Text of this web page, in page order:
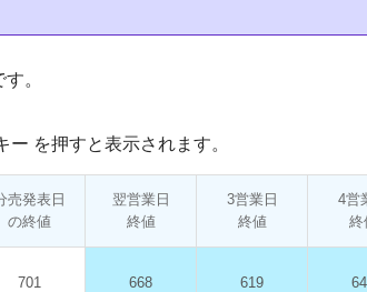
。
を押すと表示されます。
売発表日
の終値
翌営業日
終値
3営業日
終値
4営
終
701
668
619